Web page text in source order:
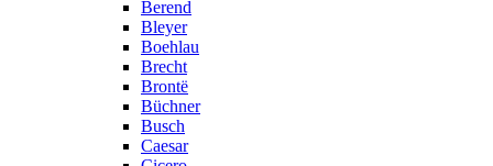
Berend
Bleyer
Boehlau
Brecht
Brontë
Büchner
Busch
Caesar